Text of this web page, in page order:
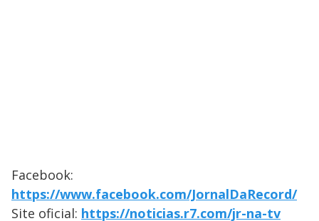
Facebook:
https://www.facebook.com/JornalDaRecord/
Site oficial: https://noticias.r7.com/jr-na-tv